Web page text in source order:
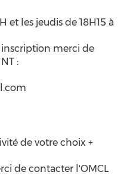
et les jeudis de 18H15 à
merci de
:
de votre choix +
de contacter l'OMCL